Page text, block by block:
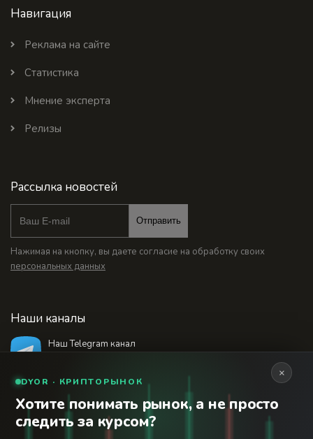
Навигация
Реклама на сайте
Статистика
Мнение эксперта
Релизы
Рассылка новостей
Отправить
Нажимая на кнопку, вы даете согласие на обработку своих
персональных данных
Наши каналы
Наш Telegram канал
18+
© 2026 Финансовый интернет-портал «Банки
Сегодня». Используя сайт BanksToday.net вы
×
DYOR · КРИПТОРЫНОК
Хотите понимать рынок, а не просто
следить за курсом?